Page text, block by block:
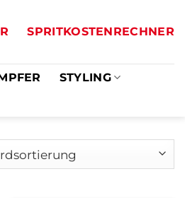
SPRITKOSTENRECHNER
STYLING